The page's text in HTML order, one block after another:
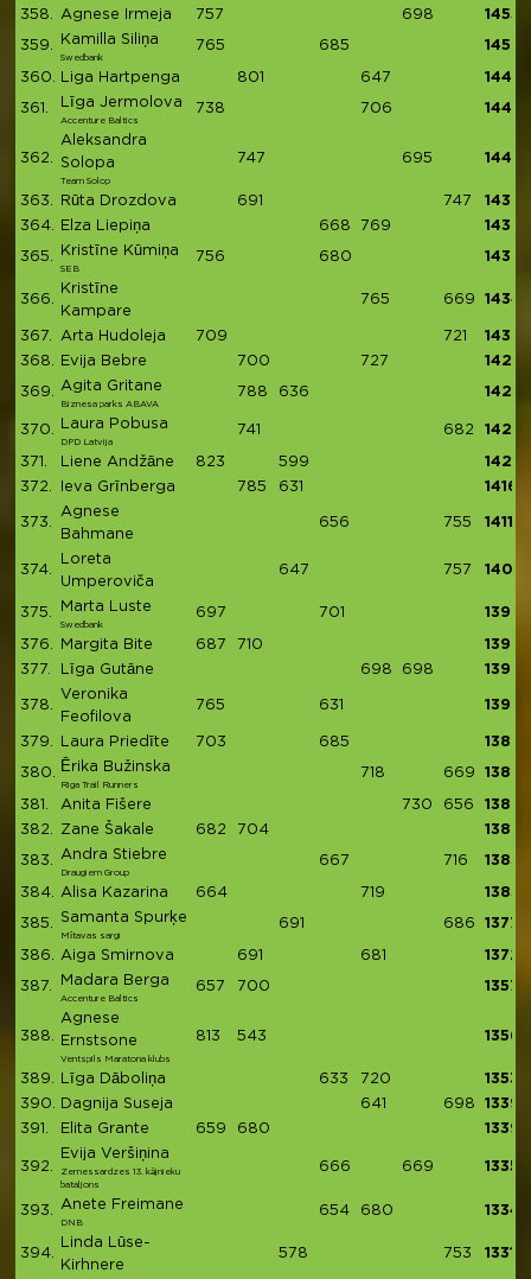
358. Agnese Irmeja 757 698 1455
359. Kamilla Siliņa
Swedbank
765 685 1450
360. Liga Hartpenga 801 647 1448
361. Līga Jermolova
Accenture Baltics
738 706 1444
362.
Aleksandra
Solopa
Team Solop
747 695 1442
363. Rūta Drozdova 691 747
1438
364.
Elza Liepiņa 668 769 1437
365. Kristīne Kūmiņa
SEB
756 680 1436
366.
Kristīne
Kampare
765 669 1434
367. Arta Hudoleja 709 721
1430
368.
Evija Bebre 700 727 1427
369. Agita Gritane
Biznesa parks ABAVA
788 636 1424
370. Laura Pobusa
DPD Latvija
741 682 1423
371. Liene Andžāne 823 599
1422
372.
Ieva Grīnberga 785 631 1416
373.
Agnese
Bahmane
656 755 1411
374.
Loreta
Umperoviča
647 757 1404
375. Marta Luste
Swedbank
697 701 1398
376. Margita Bite 687 710
1397
377.
Līga Gutāne 698 698 1396
378.
Veronika
Feofilova
765 631 1396
379. Laura Priedīte 703 685 1388
380. Ērika Bužinska
Riga Trail Runners
718 669 1387
381. Anita Fišere 730 656
1386
382.
Zane Šakale 682 704 1386
383. Andra Stiebre
Draugiem Group
667 716 1383
384. Alisa Kazarina 664 719 1383
385. Samanta Spurķe
Mītavas sargi
691 686 1377
386. Aiga Smirnova 691 681 1372
387. Madara Berga
Accenture Baltics
657 700 1357
388.
Agnese
Ernstsone
Ventspils Maratona klubs
813 543 1356
389. Līga Dāboliņa 633 720
1353
390.
Dagnija Suseja 641 698
1339
391.
Elita Grante 659 680 1339
392.
Evija Veršiņina
Zemessardzes 13. kājnieku
bataljons
666 669 1335
393. Anete Freimane
DNB
654 680 1334
394.
Linda Lūse-
Kirhnere
578 753 1331